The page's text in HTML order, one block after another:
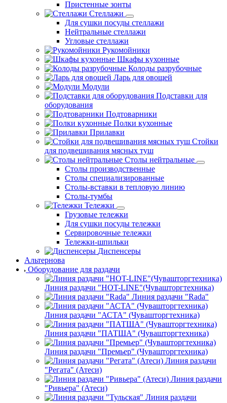
Пристенные зонты
Стеллажи
Для сушки посуды стеллажи
Нейтральные стеллажи
Угловые стеллажи
Рукомойники
Шкафы кухонные
Колоды разрубочные
Ларь для овощей
Модули
Подставки для
оборудования
Подтоварники
Полки кухонные
Прилавки
Стойки
для подвешивания мясных туш
Столы нейтральные
Столы производственные
Столы специализированные
Столы-вставки в тепловую линию
Столы-тумбы
Тележки
Грузовые тележки
Для сушки посуды тележки
Сервировочные тележки
Тележки-шпильки
Диспенсеры
Альтернова
Оборудование для раздачи
Линия раздачи "HOT-LINE"(Чувашторгтехника)
Линия раздачи "Rada"
Линия раздачи "АСТА" (Чувашторгтехника)
Линия раздачи "ПАТША" (Чувашторгтехника)
Линия раздачи "Премьер" (Чувашторгтехника)
Линия раздачи
"Регата" (Атеси)
Линия раздачи
"Ривьера" (Атеси)
Линия раздачи